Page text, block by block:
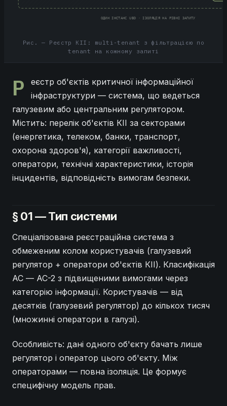
ОДИН ІНСТАНС UBD · ІЗОЛЯЦІЯ НА РІВНІ ЗАПИТУ
Рис. — Реєстр КІІ: multi-tenant з фільтрацією по
tenant на кожному запиті
Р
еєстр об'єктів критичної інформаційної
інфраструктури — система, що ведеться
галузевим або центральним регулятором.
Містить: перелік об'єктів КІІ за секторами
(енергетика, телеком, банки, транспорт,
охорона здоров'я), категорії важливості,
оператори, технічні характеристики, історія
інцидентів, відповідність вимогам безпеки.
§ 01 — Тип системи
Спеціалізована реєстраційна система з
обмеженим колом користувачів (галузевий
регулятор + оператори об'єктів КІІ). Класифікація
АС — АС-2 з підвищеними вимогами через
категорію інформації. Користувачів — від
десятків (галузевий регулятор) до кількох тисяч
(множинні оператори в галузі).
Особливість: дані одного об'єкту бачать лише
регулятор і оператор цього об'єкту. Між
операторами — повна ізоляція. Це формує
специфічну модель прав.